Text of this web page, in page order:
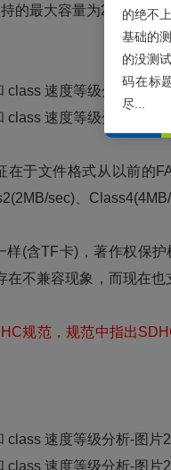
的最大容量为2GB，并
文件格式从以前的
sec)、
含TF卡)，著作权保护
不兼容现象，而现在
规范，规范中指出
的绝不
基础的
的没测
码在标
尽...